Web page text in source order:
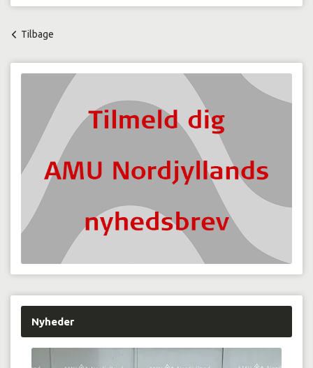
Tilbage
Nyheder